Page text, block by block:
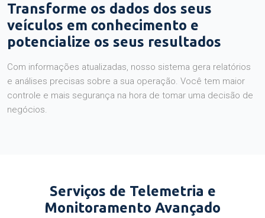
Transforme os dados dos seus
veículos em conhecimento e
potencialize os seus resultados
Com informações atualizadas, nosso sistema gera relatórios
e análises precisas sobre a sua operação. Você tem maior
controle e mais segurança na hora de tomar uma decisão de
negócios.
Serviços de Telemetria e
Monitoramento Avançado